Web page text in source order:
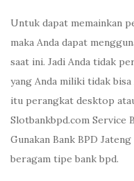
Untuk dapat memainkan
maka Anda dapat
saat ini. Jadi Anda tidak
yang Anda miliki tidak
itu perangkat desktop
Slotbankbpd.com Service
Gunakan Bank BPD
beragam tipe bank bpd.